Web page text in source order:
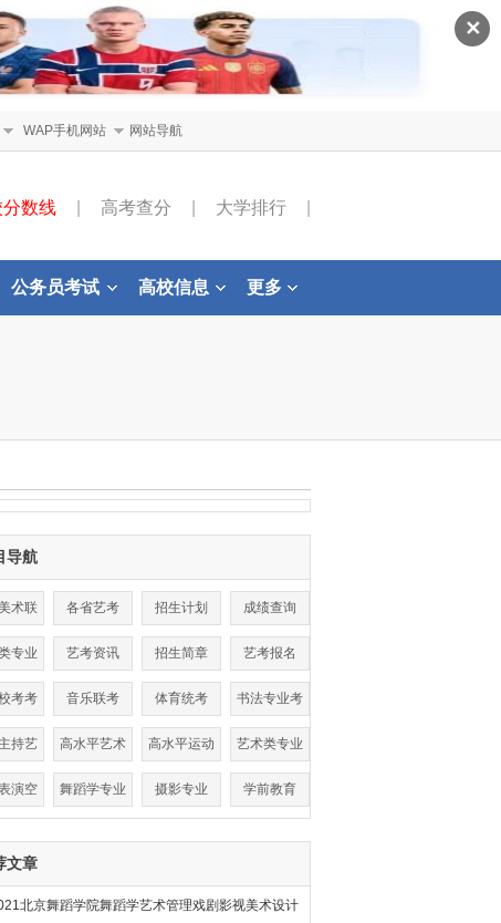
✕
WAP手机网站 网站导航
数线 高考查分 大学排行
公务员考试 高校信息 更多
导航
术联 各省艺考 招生计划 成绩查询
专业
线
艺考资讯 招生简章 艺考报名
考考 音乐联考 体育统考 书法专业考
试
持艺
高水平艺术
团
高水平运动
队
艺术类专业
演空 舞蹈学专业 摄影专业 学前教育
文章
北京舞蹈学院舞蹈学艺术管理戏剧影视美术设计